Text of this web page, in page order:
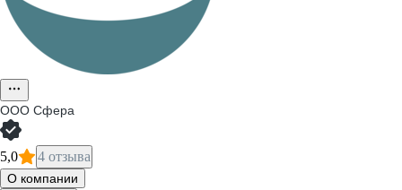
ООО Сфера
5,0 4 отзыва
О компании